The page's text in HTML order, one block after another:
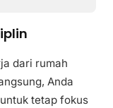
dari rumah
Anda
tetap fokus